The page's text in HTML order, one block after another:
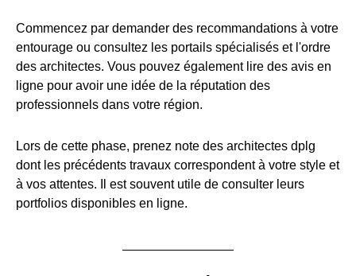
Commencez par demander des recommandations à votre
entourage ou consultez les portails spécialisés et l'ordre
des architectes. Vous pouvez également lire des avis en
ligne pour avoir une idée de la réputation des
professionnels dans votre région.
Lors de cette phase, prenez note des architectes dplg
dont les précédents travaux correspondent à votre style et
à vos attentes. Il est souvent utile de consulter leurs
portfolios disponibles en ligne.